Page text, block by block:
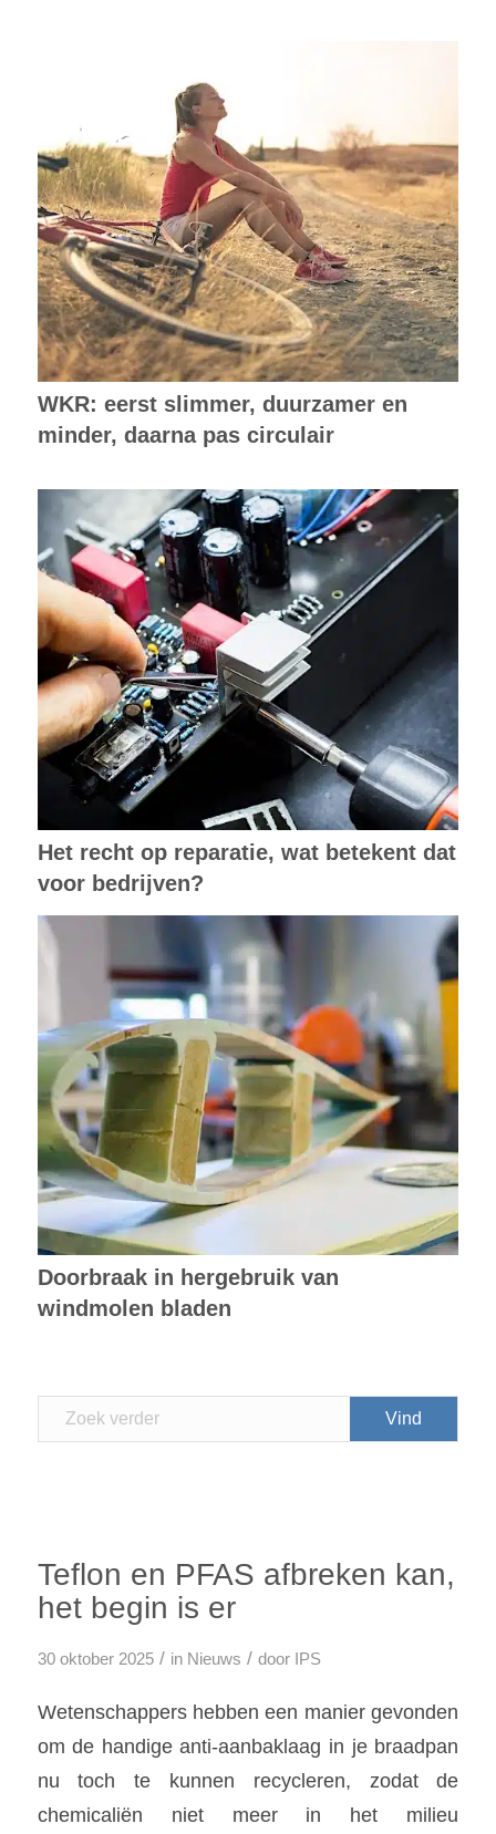
WKR: eerst slimmer, duurzamer en
minder, daarna pas circulair
Het recht op reparatie, wat betekent dat
voor bedrijven?
Doorbraak in hergebruik van
windmolen bladen
Teflon en PFAS afbreken kan,
het begin is er
30 oktober 2025 / in Nieuws / door IPS
Wetenschappers hebben een manier gevonden
om de handige anti-aanbaklaag in je braadpan
nu toch te kunnen recycleren, zodat de
chemicaliën niet meer in het milieu